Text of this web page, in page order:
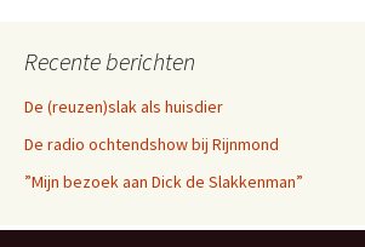
Recente berichten
De (reuzen)slak als huisdier
De radio ochtendshow bij Rijnmond
”Mijn bezoek aan Dick de Slakkenman”